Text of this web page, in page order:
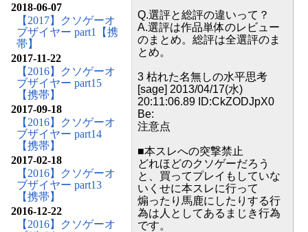
2018-06-07
【2017】クソゲーオ
ブザイヤー part1【携
帯】
2017-11-22
【2016】クソゲーオ
ブザイヤー part15
【携帯】
2017-09-18
【2016】クソゲーオ
ブザイヤー part14
【携帯】
2017-02-18
【2016】クソゲーオ
ブザイヤー part13
【携帯】
2016-12-22
【2016】クソゲーオ
Q.選評と総評の違いって？
A.選評は作品単体のレビュー
のまとめ。総評は全選評のま
とめ。
3 枯れた名無しの水平思考
[sage] 2013/04/17(水)
20:11:06.89 ID:CkZODJpX0
Be:
注意点
■本スレへの突撃禁止
どれほどのクソゲーだろう
と、買ってプレイもしていな
いくせに本スレに行って
煽ったり馬鹿にしたりする行
為は人としてあるまじき行為
です。